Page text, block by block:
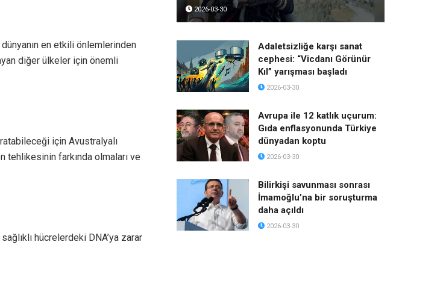
en etkili önlemlerinden
diğer ülkeler için önemli
için Avustralyalı
tehlikesinin farkında olmaları ve
hücrelerdeki DNA’ya zarar
2026-03-30
Adaletsizliğe karşı sanat
cephesi: “Vicdanı Görünür
Kıl” yarışması başladı
2026-03-30
Avrupa ile 12 katlık uçurum:
Gıda enflasyonunda Türkiye
dünyadan koptu
2026-03-30
Bilirkişi savunması sonrası
İmamoğlu’na bir soruşturma
daha açıldı
2026-03-30